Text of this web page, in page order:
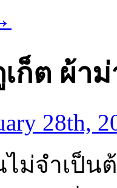
ก็ต ผ้า
28th,
ม่จำเป็น